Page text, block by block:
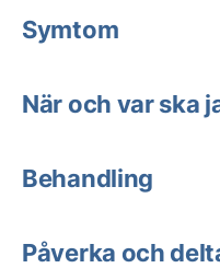
Symtom
När och var ska
Behandling
Påverka och